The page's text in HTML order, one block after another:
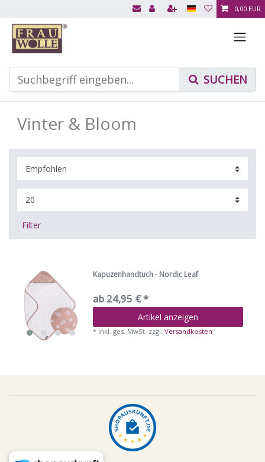
0,00 EUR
Vinter & Bloom
Filter
Kapuzenhandtuch - Nordic Leaf
ab 24,95 € *
Artikel anzeigen
* inkl. ges. MwSt. zzgl.Versandkosten